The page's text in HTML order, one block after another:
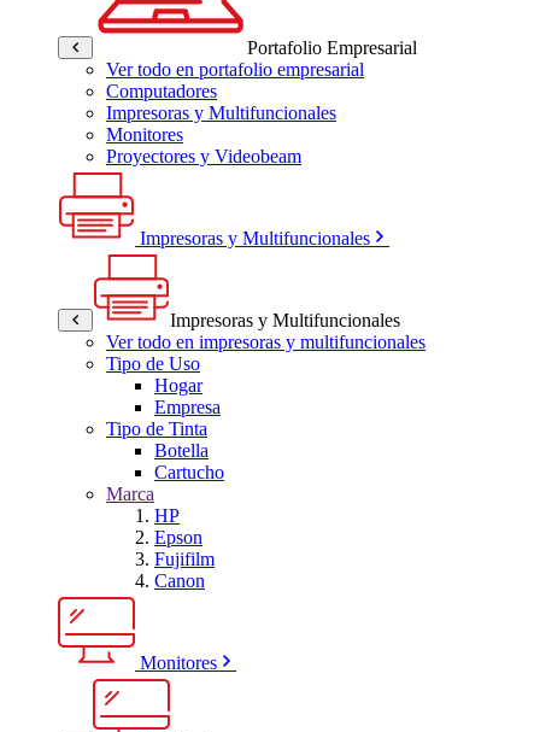
Portafolio Empresarial
Ver todo en portafolio empresarial
Computadores
Impresoras y Multifuncionales
Monitores
Proyectores y Videobeam
Impresoras y Multifuncionales
Impresoras y Multifuncionales
Ver todo en impresoras y multifuncionales
Tipo de Uso
Hogar
Empresa
Tipo de Tinta
Botella
Cartucho
Marca
HP
Epson
Fujifilm
Canon
Monitores